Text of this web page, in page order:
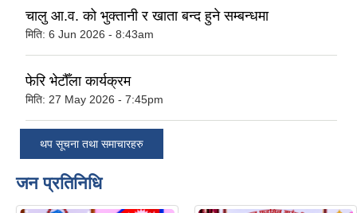
चालु आ.व. को भुक्तानी र खाता बन्द हुने सम्बन्धमा
मिति: 6 Jun 2026 - 8:43am
फेरि भेटौँला कार्यक्रम
मिति: 27 May 2026 - 7:45pm
थप सूचना तथा समाचारहरु
जन प्रतिनिधि